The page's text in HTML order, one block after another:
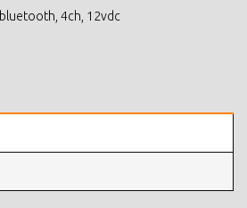
bluetooth 4ch 12vdc